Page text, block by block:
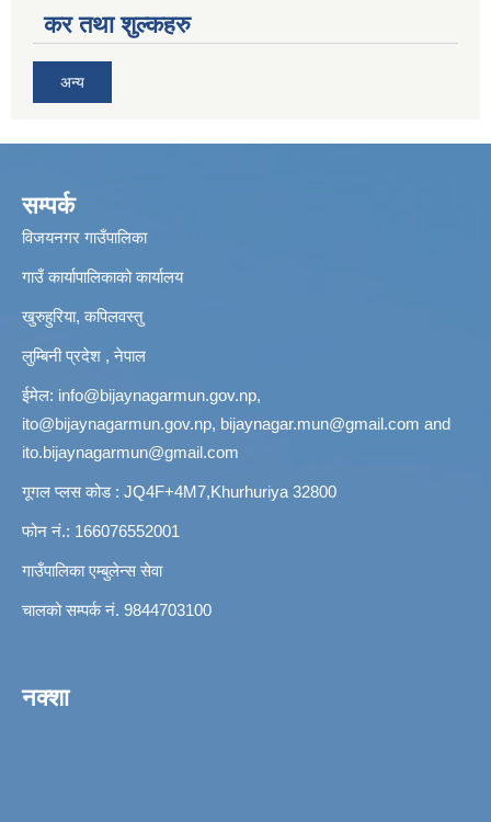
कर तथा शुल्कहरु
अन्य
सम्पर्क
विजयनगर गाउँपालिका
गाउँ कार्यापालिकाको कार्यालय
खुरुहुरिया, कपिलवस्तु
लुम्बिनी प्रदेश , नेपाल
ईमेल: info@bijaynagarmun.gov.np,
ito@bijaynagarmun.gov.np, bijaynagar.mun@gmail.com and
ito.bijaynagarmun@gmail.com
गूगल प्लस कोड : JQ4F+4M7,Khurhuriya 32800
फोन नं.: 166076552001
गाउँपालिका एम्बुलेन्स सेवा
चालको सम्पर्क नं. 9844703100
नक्शा